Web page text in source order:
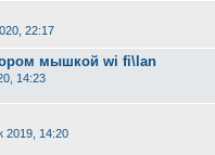
22:17
мышкой wi fi\lan
14:23
2019, 14:20